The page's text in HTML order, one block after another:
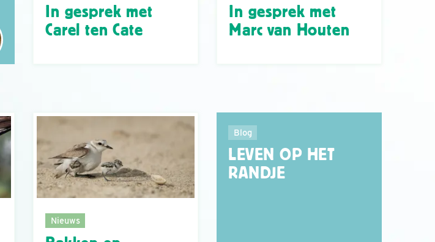
In gesprek met
Carel ten Cate
In gesprek met
Marc van Houten
Nieuws
Blog
LEVEN OP HET
RANDJE